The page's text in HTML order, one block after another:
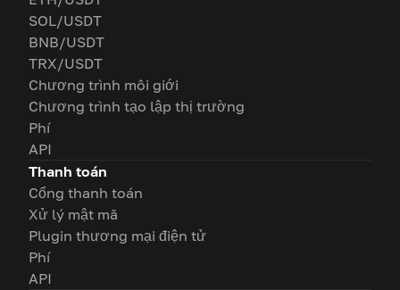
SOL/USDT
BNB/USDT
TRX/USDT
Chương trình môi giới
Chương trình tạo lập thị trường
Phí
API
Thanh toán
Cổng thanh toán
Xử lý mật mã
Plugin thương mại điện tử
Phí
API